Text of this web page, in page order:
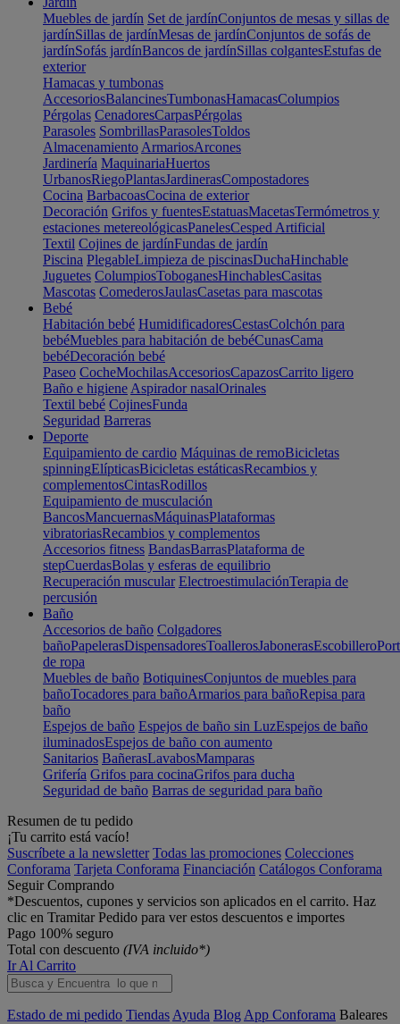
Muebles de jardín Set de jardínConjuntos de mesas y sillas de
jardínSillas de jardínMesas de jardínConjuntos de sofás de
jardínSofás jardínBancos de jardínSillas colgantesEstufas de
exterior
Hamacas y tumbonas
AccesoriosBalancinesTumbonasHamacasColumpios
Pérgolas CenadoresCarpasPérgolas
Parasoles SombrillasParasolesToldos
Almacenamiento ArmariosArcones
Jardinería MaquinariaHuertos
UrbanosRiegoPlantasJardinerasCompostadores
Cocina BarbacoasCocina de exterior
Decoración Grifos y fuentesEstatuasMacetasTermómetros y
estaciones metereológicasPanelesCesped Artificial
Textil Cojines de jardínFundas de jardín
Piscina PlegableLimpieza de piscinasDuchaHinchable
Juguetes ColumpiosToboganesHinchablesCasitas
Mascotas ComederosJaulasCasetas para mascotas
Bebé
Habitación bebé HumidificadoresCestasColchón para
bebéMuebles para habitación de bebéCunasCama
bebéDecoración bebé
Paseo CocheMochilasAccesoriosCapazosCarrito ligero
Baño e higiene Aspirador nasalOrinales
Textil bebé CojinesFunda
Seguridad Barreras
Deporte
Equipamiento de cardio Máquinas de remoBicicletas
spinningElípticasBicicletas estáticasRecambios y
complementosCintasRodillos
Equipamiento de musculación
BancosMancuernasMáquinasPlataformas
vibratoriasRecambios y complementos
Accesorios fitness BandasBarrasPlataforma de
stepCuerdasBolas y esferas de equilibrio
Recuperación muscular ElectroestimulaciónTerapia de
percusión
Baño
Accesorios de baño Colgadores
bañoPapelerasDispensadoresToallerosJabonerasEscobillero
de ropa
Muebles de baño BotiquinesConjuntos de muebles para
bañoTocadores para bañoArmarios para bañoRepisa para
baño
Espejos de baño Espejos de baño sin LuzEspejos de baño
iluminadosEspejos de baño con aumento
Sanitarios BañerasLavabosMamparas
Grifería Grifos para cocinaGrifos para ducha
Seguridad de baño Barras de seguridad para baño
Resumen de tu pedido
¡Tu carrito está vacío!
Suscríbete a la newsletter Todas las promociones Colecciones
Conforama Tarjeta Conforama Financiación Catálogos Conforama
Seguir Comprando
*Descuentos, cupones y servicios son aplicados en el carrito. Haz
clic en Tramitar Pedido para ver estos descuentos e importes
Pago 100% seguro
Total con descuento (IVA incluido*)
Ir Al Carrito
Estado de mi pedido Tiendas Ayuda Blog App Conforama Baleares